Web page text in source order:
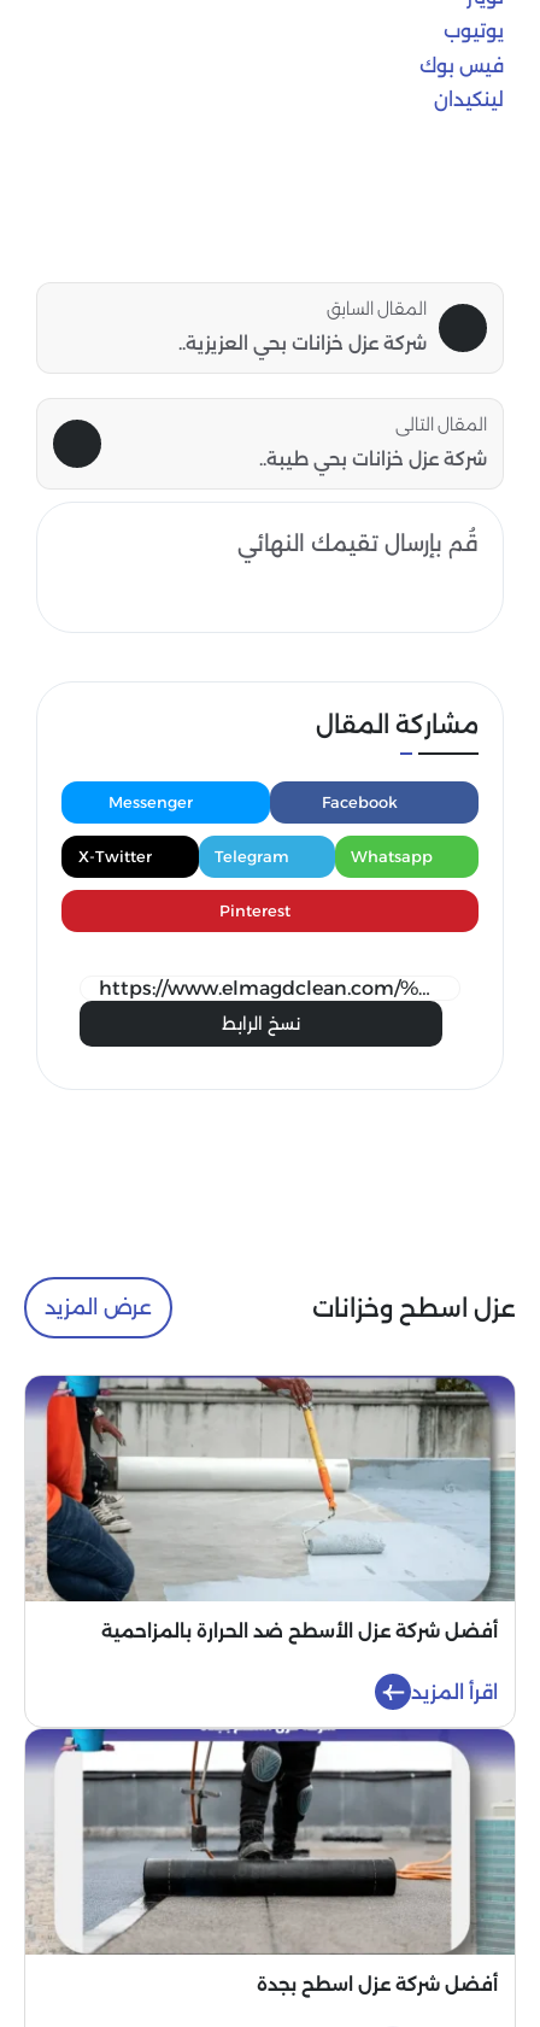
يوتيوب
فيس بوك
لينكيدان
المقال السابق
شركة عزل خزانات بحي العزيزية..
المقال التالى
شركة عزل خزانات بحي طيبة..
قُم بإرسال تقيمك النهائي
مشاركة المقال
Facebook
Messenger
Whatsapp
Telegram
X-Twitter
Pinterest
نسخ الرابط
عزل اسطح وخزانات عرض المزيد
أفضل شركة عزل الأسطح ضد الحرارة بالمزاحمية
اقرأ المزيد
أفضل شركة عزل اسطح بجدة